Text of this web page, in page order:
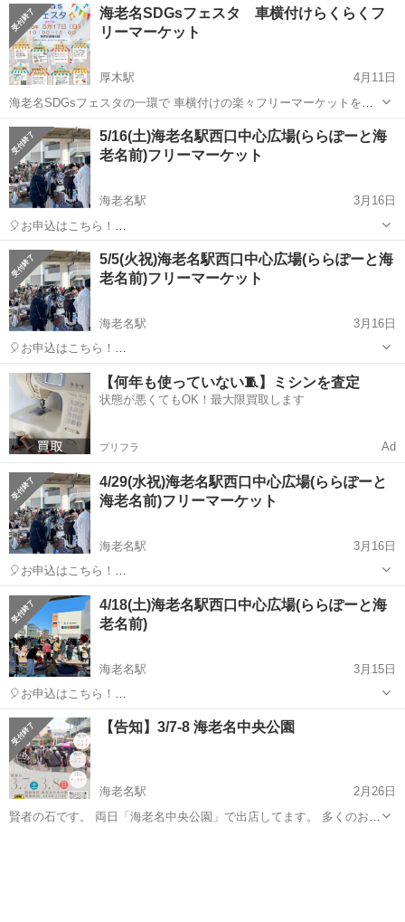
海老名SDGsフェスタ 車横付けらくらくフ
リーマーケット
厚木駅
4月11日
海老名SDGsフェスタの一環で 車横付けの楽々フリーマーケットを開
催いたします♪ お車を横付けできるので荷物移動も少なく小型家具等
も楽々出品できます。お家で眠っているけど、まだまだ使用出来る
物、まとめて出品しちゃいましょ〜 ...
神奈川 海老名市 厚木駅 フリーマーケット SDGs
5/16(土)海老名駅西口中心広場(ららぽーと海
老名前)フリーマーケット
海老名駅
3月16日
🎈お申込はこちら！
https://recyclekanagawa.com/place/%e3%82%89%e3%82%89%e3%8
1%bd%e3%83%bc%e3%81%a8%e6%b5%b7%e8%80%81%e5%9...
神奈川 海老名市 海老名駅 フリーマーケット 会場
5/5(火祝)海老名駅西口中心広場(ららぽーと海
老名前)フリーマーケット
海老名駅
3月16日
🎈お申込はこちら！
https://recyclekanagawa.com/place/%e3%82%89%e3%82%89%e3%8
1%bd%e3%83%bc%e3%81%a8%e6%b5%b7%e8%80%81%e5%9...
神奈川 海老名市 海老名駅 フリーマーケット 会場
【何年も使っていない🧵】ミシンを査定
状態が悪くてもOK！最大限買取します
プリフラ Ad
4/29(水祝)海老名駅西口中心広場(ららぽーと
海老名前)フリーマーケット
海老名駅
3月16日
🎈お申込はこちら！
https://recyclekanagawa.com/place/%e3%82%89%e3%82%89%e3%8
1%bd%e3%83%bc%e3%81%a8%e6%b5%b7%e8%80%81%e5%9...
神奈川 海老名市 海老名駅 フリーマーケット
4/18(土)海老名駅西口中心広場(ららぽーと海
老名前)
海老名駅
3月15日
🎈お申込はこちら！
https://recyclekanagawa.com/place/%e3%82%89%e3%82%89%e3%8
1%bd%e3%83%bc%e3%81%a8%e6%b5%b7%e8%80%81%e5%9...
神奈川 海老名市 海老名駅 フリーマーケット
【告知】3/7-8 海老名中央公園
海老名駅
2月26日
賢者の石です。 両日「海老名中央公園」で出店してます。 多くのお店